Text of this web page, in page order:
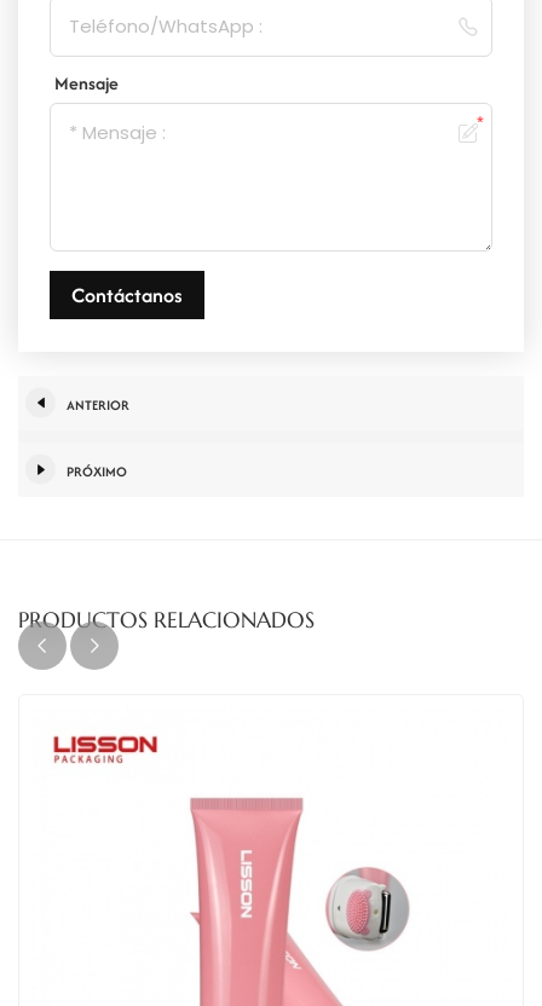
Mensaje
Contáctanos
ANTERIOR
PRÓXIMO
PRODUCTOS RELACIONADOS